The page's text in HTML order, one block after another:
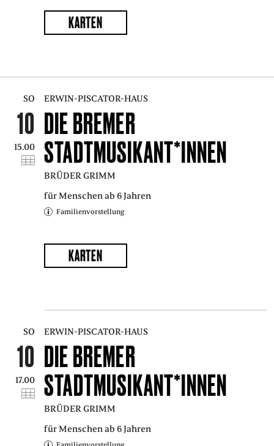
KARTEN
SO
10
15.00
ERWIN-PISCATOR-HAUS
DIE BREMER
STADTMUSIKANT*INNEN
BRÜDER GRIMM
für Menschen ab 6 Jahren
Familienvorstellung
KARTEN
SO
10
17.00
ERWIN-PISCATOR-HAUS
DIE BREMER
STADTMUSIKANT*INNEN
BRÜDER GRIMM
für Menschen ab 6 Jahren